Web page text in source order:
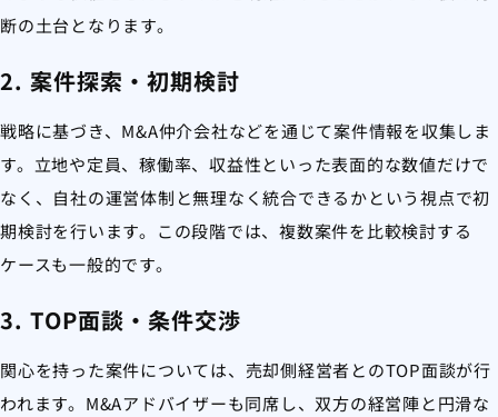
断の土台となります。
2. 案件探索・初期検討
戦略に基づき、M&A仲介会社などを通じて案件情報を収集しま
す。立地や定員、稼働率、収益性といった表面的な数値だけで
なく、自社の運営体制と無理なく統合できるかという視点で初
期検討を行います。この段階では、複数案件を比較検討する
ケースも一般的です。
3. TOP面談・条件交渉
関心を持った案件については、売却側経営者とのTOP面談が行
われます。M&Aアドバイザーも同席し、双方の経営陣と円滑な